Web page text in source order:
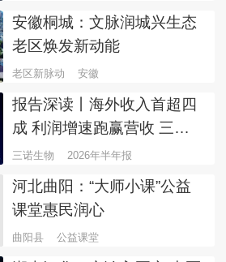
安徽桐城：文脉润城兴生态
老区焕发新动能
老区新脉动 安徽
报告深读丨海外收入首超四
成 利润增速跑赢营收 三诺
生物“CGM+POCT”战略转型
提速
三诺生物 2026年半年报
河北曲阳：“大师小课”公益
课堂惠民润心
曲阳县 公益课堂